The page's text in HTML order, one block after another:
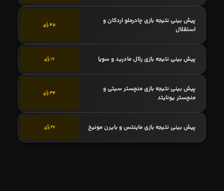
پیش بینی نتیجه بازی چادرملو اردکان و
استقلال
45 رأی
پیش بینی نتیجه بازی رئال مادرید و سویا 17 رأی
پیش بینی نتیجه بازی منچستر سیتی و
منچستر یونایتد
34 رأی
پیش بینی نتیجه بازی ماینتس و بایرن مونیخ 27 رأی